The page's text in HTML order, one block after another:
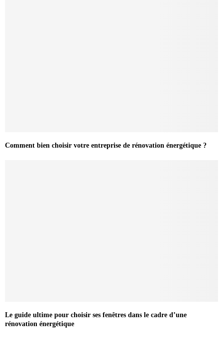
Comment bien choisir votre entreprise de rénovation énergétique ?
Le guide ultime pour choisir ses fenêtres dans le cadre d’une
rénovation énergétique